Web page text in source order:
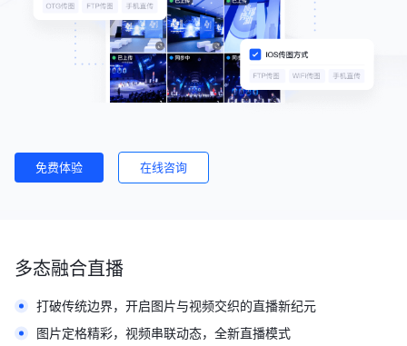
免费体验 在线咨询
多态融合直播
打破传统边界，开启图片与视频交织的直播新纪元
图片定格精彩，视频串联动态，全新直播模式